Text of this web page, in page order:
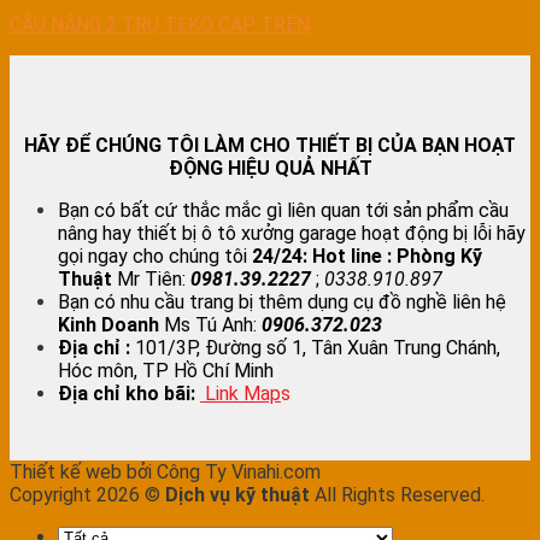
CẦU NÂNG 2 TRỤ TEKO CÁP TRÊN
HÃY ĐỂ CHÚNG TÔI LÀM CHO THIẾT BỊ CỦA BẠN HOẠT
ĐỘNG HIỆU QUẢ NHẤT
Bạn có bất cứ thắc mắc gì liên quan tới sản phẩm cầu
nâng hay thiết bị ô tô xưởng garage hoạt động bị lỗi hãy
gọi ngay cho chúng tôi 24/24: Hot line : Phòng Kỹ
Thuật Mr Tiên: 0981.39.2227; 0338.910.897
Bạn có nhu cầu trang bị thêm dụng cụ đồ nghề liên hệ
Kinh Doanh Ms Tú Anh: 0906.372.023
Địa chỉ : 101/3P, Đường số 1, Tân Xuân Trung Chánh,
Hóc môn, TP Hồ Chí Minh
Địa chỉ kho bãi: Link Maps
Thiết kế web bởi Công Ty Vinahi.com
Copyright 2026 © Dịch vụ kỹ thuật All Rights Reserved.